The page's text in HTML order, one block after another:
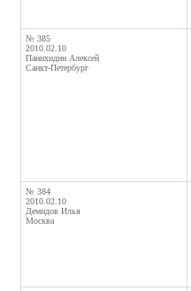
№ 385
2010.02.10
Панихидин Алексей
Санкт-Петербург
№ 384
2010.02.10
Демидов Илья
Москва